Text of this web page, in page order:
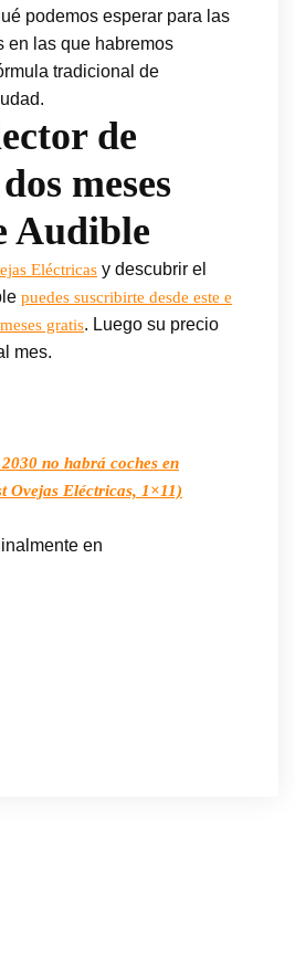
podemos esperar para las
en las que habremos
tradicional de
de
meses
Audible
Eléctricas y descubrir el
puedes suscribirte desde este e
gratis. Luego su precio
mes.
no habrá coches en
Ovejas Eléctricas, 1×11)
en